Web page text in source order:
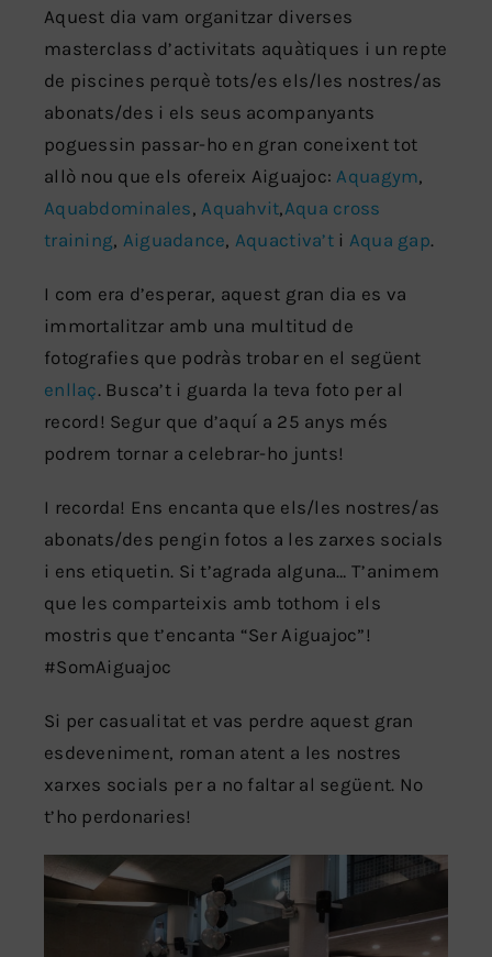
Aquest dia vam organitzar diverses
masterclass d’activitats aquàtiques i un repte
de piscines perquè tots/es els/les nostres/as
abonats/des i els seus acompanyants
poguessin passar-ho en gran coneixent tot
allò nou que els ofereix Aiguajoc:Aquagym,
Aquabdominales,Aquahvit,Aqua cross
training, Aiguadance, Aquactiva’ti Aqua gap.
I com era d’esperar, aquest gran dia es va
immortalitzar amb una multitud de
fotografies que podràs trobar en el següent
enllaç. Busca’t i guarda la teva foto per al
record! Segur que d’aquí a 25 anys més
podrem tornar a celebrar-ho junts!
I recorda! Ens encanta que els/les nostres/as
abonats/des pengin fotos a les zarxes socials
i ens etiquetin. Si t’agrada alguna… T’animem
que les comparteixis amb tothom i els
mostris que t’encanta “Ser Aiguajoc”!
#SomAiguajoc
Si per casualitat et vas perdre aquest gran
esdeveniment, roman atent a les nostres
xarxes socials per a no faltar al següent. No
t’ho perdonaries!